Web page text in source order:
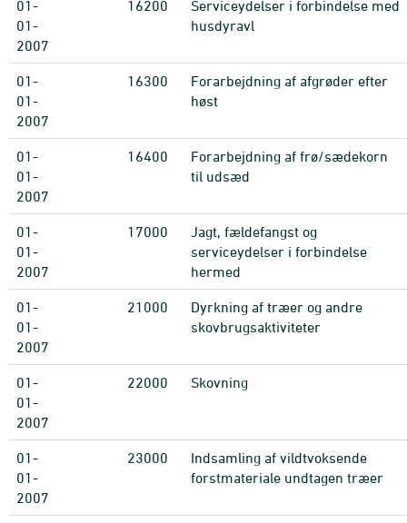
01-
01-
2007
16200
Serviceydelser i forbindelse med
husdyravl
01-
01-
2007
16300
Forarbejdning af afgrøder efter
høst
01-
01-
2007
16400
Forarbejdning af frø/sædekorn
til udsæd
01-
01-
2007
17000
Jagt, fældefangst og
serviceydelser i forbindelse
hermed
01-
01-
2007
21000
Dyrkning af træer og andre
skovbrugsaktiviteter
01-
01-
2007
22000 Skovning
01-
01-
2007
23000
Indsamling af vildtvoksende
forstmateriale undtagen træer